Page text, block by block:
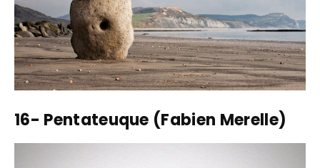
16- Pentateuque (Fabien Merelle)